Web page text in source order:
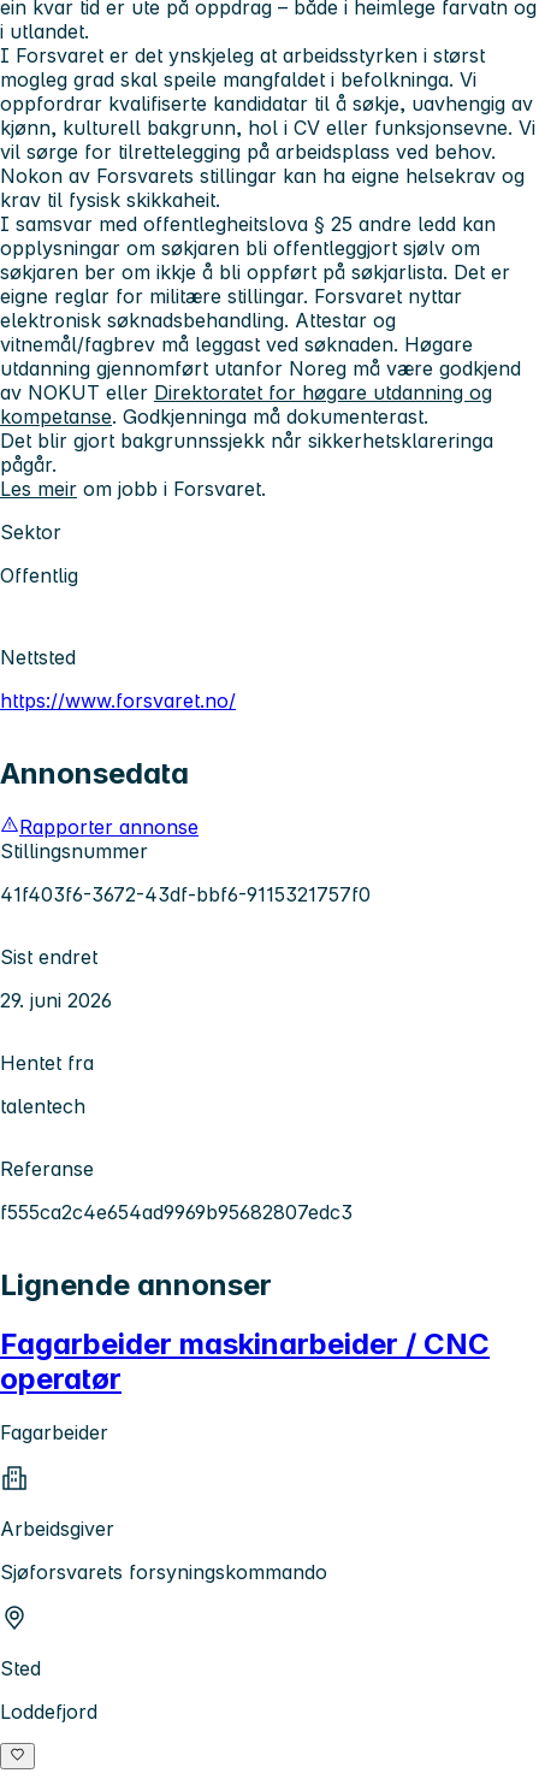
ein kvar tid er ute på oppdrag – både i heimlege farvatn og
i utlandet.
I Forsvaret er det ynskjeleg at arbeidsstyrken i størst
mogleg grad skal speile mangfaldet i befolkninga. Vi
oppfordrar kvalifiserte kandidatar til å søkje, uavhengig av
kjønn, kulturell bakgrunn, hol i CV eller funksjonsevne. Vi
vil sørge for tilrettelegging på arbeidsplass ved behov.
Nokon av Forsvarets stillingar kan ha eigne helsekrav og
krav til fysisk skikkaheit.
I samsvar med offentlegheitslova § 25 andre ledd kan
opplysningar om søkjaren bli offentleggjort sjølv om
søkjaren ber om ikkje å bli oppført på søkjarlista. Det er
eigne reglar for militære stillingar. Forsvaret nyttar
elektronisk søknadsbehandling. Attestar og
vitnemål/fagbrev må leggast ved søknaden. Høgare
utdanning gjennomført utanfor Noreg må være godkjend
av NOKUT eller Direktoratet for høgare utdanning og
kompetanse. Godkjenninga må dokumenterast.
Det blir gjort bakgrunnssjekk når sikkerhetsklareringa
pågår.
Les meir om jobb i Forsvaret.
Sektor
Offentlig
Nettsted
https://www.forsvaret.no/
Annonsedata
Rapporter annonse
Stillingsnummer
41f403f6-3672-43df-bbf6-9115321757f0
Sist endret
29. juni 2026
Hentet fra
talentech
Referanse
f555ca2c4e654ad9969b95682807edc3
Lignende annonser
Fagarbeider maskinarbeider / CNC
operatør
Fagarbeider
Arbeidsgiver
Sjøforsvarets forsyningskommando
Sted
Loddefjord